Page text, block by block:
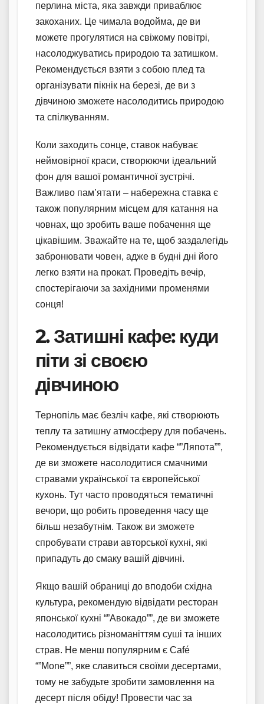
перлина міста, яка завжди приваблює
закоханих. Це чимала водойма, де ви
можете прогулятися на свіжому повітрі,
насолоджуватись природою та затишком.
Рекомендується взяти з собою плед та
організувати пікнік на березі, де ви з
дівчиною зможете насолодитись природою
та спілкуванням.
Коли заходить сонце, ставок набуває
неймовірної краси, створюючи ідеальний
фон для вашої романтичної зустрічі.
Важливо пам’ятати – набережна ставка є
також популярним місцем для катання на
човнах, що зробить ваше побачення ще
цікавішим. Зважайте на те, щоб заздалегідь
забронювати човен, адже в будні дні його
легко взяти на прокат. Проведіть вечір,
спостерігаючи за західними променями
сонця!
2. Затишні кафе: куди
піти зі своєю
дівчиною
Тернопіль має безліч кафе, які створюють
теплу та затишну атмосферу для побачень.
Рекомендується відвідати кафе “”Ляпота””,
де ви зможете насолодитися смачними
стравами української та європейської
кухонь. Тут часто проводяться тематичні
вечори, що робить проведення часу ще
більш незабутнім. Також ви зможете
спробувати страви авторської кухні, які
припадуть до смаку вашій дівчині.
Якщо вашій обраниці до вподоби східна
культура, рекомендую відвідати ресторан
японської кухні “”Авокадо””, де ви зможете
насолодитись різноманіттям суші та інших
страв. Не менш популярним є Café
“”Mone””, яке славиться своїми десертами,
тому не забудьте зробити замовлення на
десерт після обіду! Провести час за